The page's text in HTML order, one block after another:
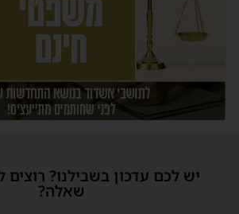
יש לכם עדכון בשבילנו? רוצים
שאלה?